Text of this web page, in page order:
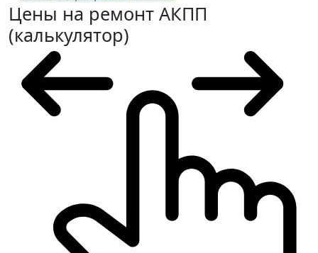
Цены на ремонт АКПП
(калькулятор)